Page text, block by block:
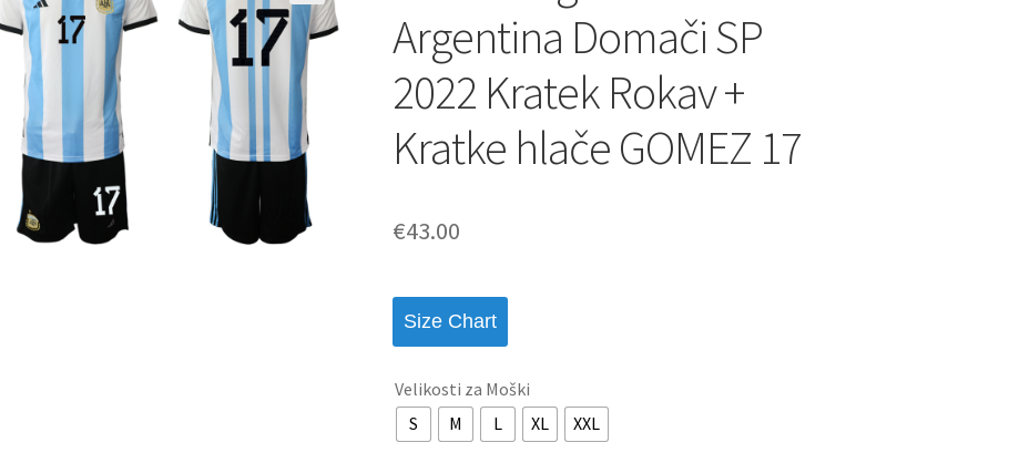
Argentina Domači SP
2022 Kratek Rokav +
Kratke hlače GOMEZ 17
€43.00
Size Chart
Velikosti za Moški
S
M L XL XXL